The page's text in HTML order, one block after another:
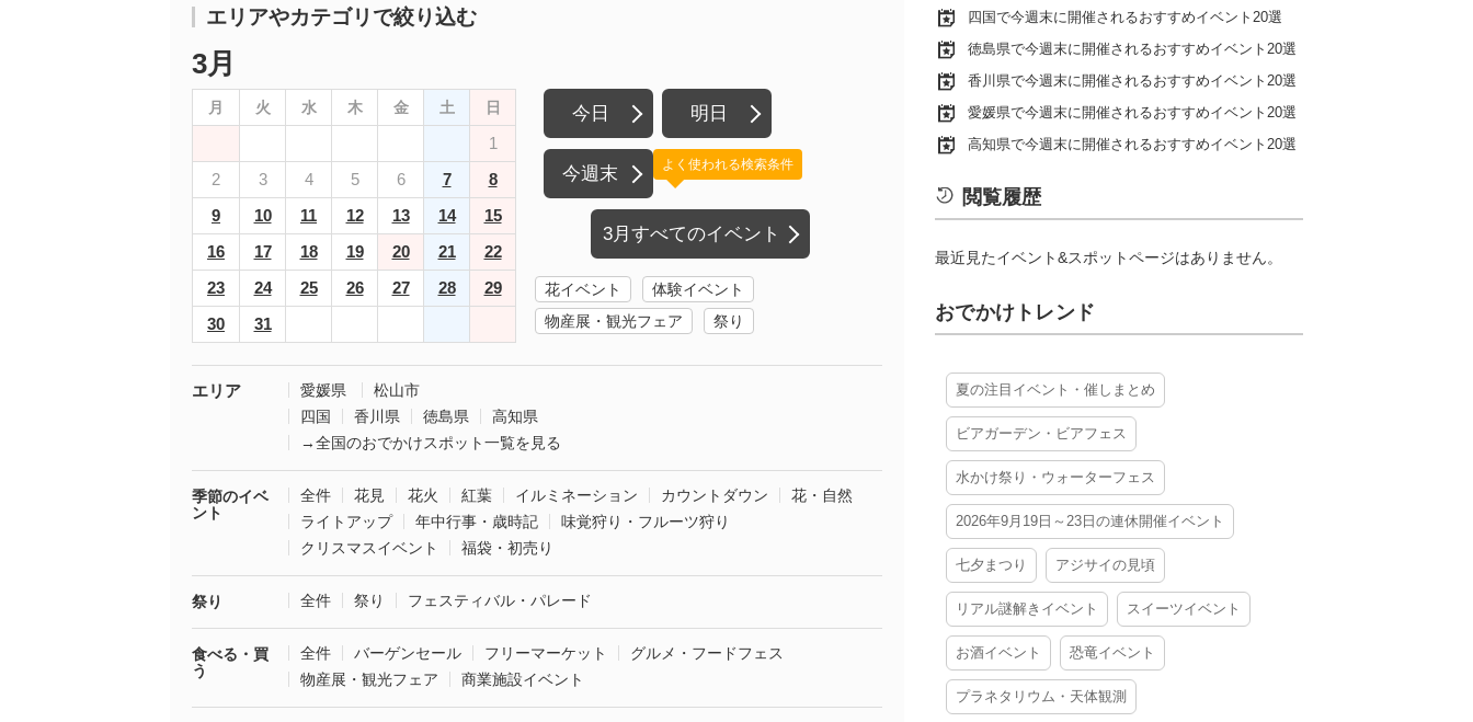
エリアやカテゴリで絞り込む
3月
月 火 水 木 金 土 日
1
2
3 4 5 6 7
8
9
10 11 12 13 14
15
16
17 18 19 20 21
22
23
24 25 26 27 28
29
30
31
今日 明日
今週末
3月すべてのイベント
よく使われる検索条件
花イベント
体験イベント
物産展・観光フェア
祭り
エリア 愛媛県
松山市
四国
香川県 徳島県
高知県
→全国のおでかけスポット一覧を見る
季節のイベ
ント
全件 花見 花火 紅葉 イルミネーション カウントダウン
花・自然
ライトアップ
年中行事・歳時記
味覚狩り・フルーツ狩り
クリスマスイベント
福袋・初売り
祭り 全件 祭り フェスティバル・パレード
食べる・買
う
全件 バーゲンセール フリーマーケット
グルメ・フードフェス
物産展・観光フェア
商業施設イベント
四国で今週末に開催されるおすすめイベント20選
徳島県で今週末に開催されるおすすめイベント20選
香川県で今週末に開催されるおすすめイベント20選
愛媛県で今週末に開催されるおすすめイベント20選
高知県で今週末に開催されるおすすめイベント20選
閲覧履歴
最近見たイベント&スポットページはありません。
おでかけトレンド
夏の注目イベント・催しまとめ
ビアガーデン・ビアフェス
水かけ祭り・ウォーターフェス
2026年9月19日～23日の連休開催イベント
七夕まつり アジサイの見頃
リアル謎解きイベント スイーツイベント
お酒イベント 恐竜イベント
プラネタリウム・天体観測